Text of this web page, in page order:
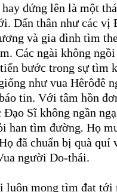
đứng lên là một
Dấn thân như các vị
và gia đình tìm
Các ngài không
bước trong sự tìm
như vua Hêrôđê
tin. Với tâm hồn
Đạo Sĩ không ngần
han tìm đường. Họ
đã chuẩn bị quà quí
người Do-thái.
luôn mong tìm đạt tới